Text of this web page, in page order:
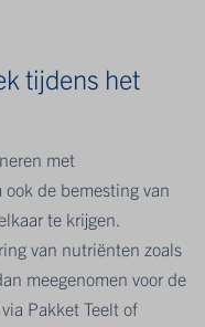
tijdens het
met
ook de bemesting van
te krijgen.
van nutriënten zoals
meegenomen voor de
Pakket Teelt of